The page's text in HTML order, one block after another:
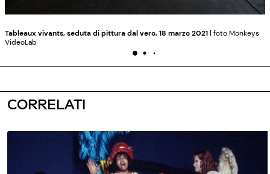
Tableaux vivants, seduta di pittura dal vero, 18 marzo 2021| foto Monkeys
VideoLab
CORRELATI